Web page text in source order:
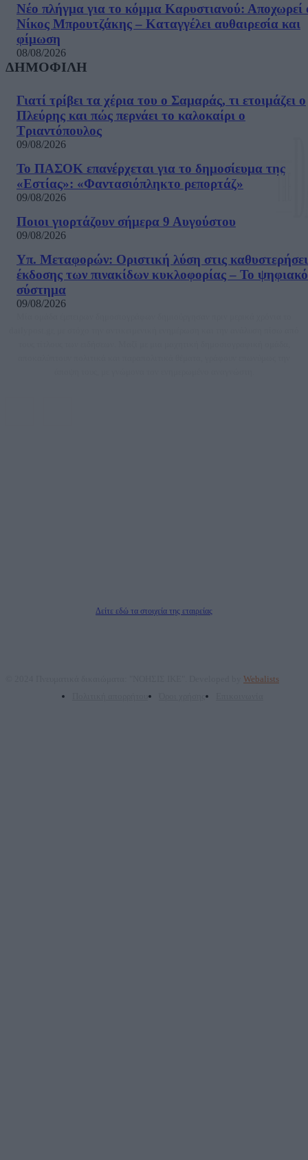
Νέο πλήγμα για το κόμμα Καρυστιανού: Αποχωρεί
Νίκος Μπρουτζάκης – Καταγγέλει αυθαιρεσία και
φίμωση
08/08/2026
ΔΗΜΟΦΙΛΗ
Γιατί τρίβει τα χέρια του ο Σαμαράς, τι ετοιμάζει ο
Πλεύρης και πώς περνάει το καλοκαίρι ο
Τριαντόπουλος
09/08/2026
Το ΠΑΣΟΚ επανέρχεται για το δημοσίευμα της
«Εστίας»: «Φαντασιόπληκτο ρεπορτάζ»
09/08/2026
Ποιοι γιορτάζουν σήμερα 9 Αυγούστου
09/08/2026
Υπ. Μεταφορών: Οριστική λύση στις
έκδοσης των πινακίδων κυκλοφορίας – Το ψηφιακό
σύστημα
09/08/2026
Δείτε εδώ τα στοιχεία της εταιρείας
Webalists